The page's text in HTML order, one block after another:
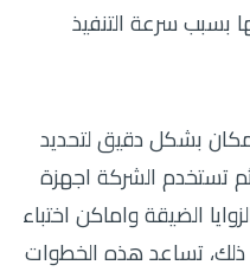
بسبب سرعة التنفيذ
بشكل دقيق لتحديد
تستخدم الشركة اجهزة
الضيقة واماكن اختباء
ذلك، تساعد هذه الخطوات